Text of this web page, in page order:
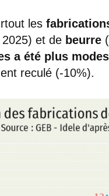
les
et de beurre
a été plus
reculé (-10%).